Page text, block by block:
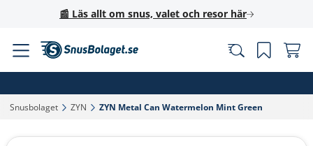
📰 Läs allt om snus, valet och resor här
Snusbolaget‎ ZYN‎ ZYN Metal Can Watermelon Mint Green‎